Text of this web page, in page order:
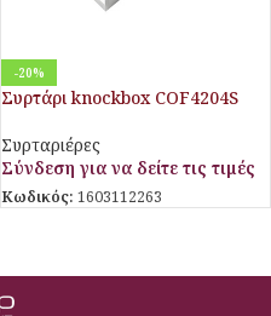
-20%
Συρτάρι knockbox COF4204S
Συρταριέρες
Σύνδεση για να δείτε τις τιμές
Κωδικός: 1603112263